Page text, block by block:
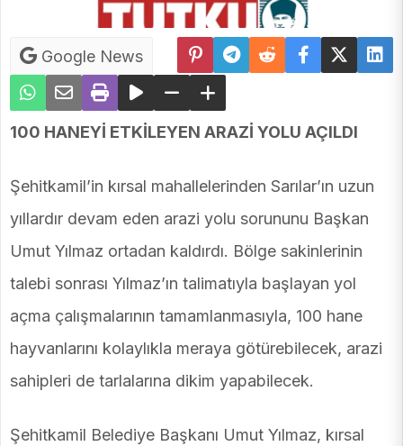
Google News
100 HANEYİ ETKİLEYEN ARAZİ YOLU AÇILDI
Şehitkamil’in kırsal mahallelerinden Sarılar’ın uzun
yıllardır devam eden arazi yolu sorununu Başkan
Umut Yılmaz ortadan kaldırdı. Bölge sakinlerinin
talebi sonrası Yılmaz’ın talimatıyla başlayan yol
açma çalışmalarının tamamlanmasıyla, 100 hane
hayvanlarını kolaylıkla meraya götürebilecek, arazi
sahipleri de tarlalarına dikim yapabilecek.
Şehitkamil Belediye Başkanı Umut Yılmaz, kırsal